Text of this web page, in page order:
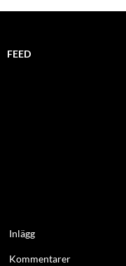
FEED
Inlägg
Kommentarer